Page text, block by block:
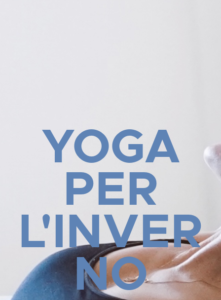
YOGA
PER
L'INVER
NO